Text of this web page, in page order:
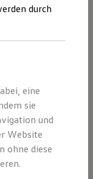
sind.
durch
eine
sie
und
Website
ohne diese